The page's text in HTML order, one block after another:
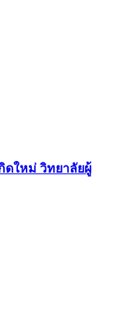
ดใหม่ วิทยาลัยผู้